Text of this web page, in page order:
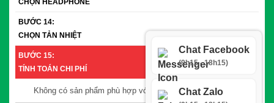
CHỌN HEADPHONE
BƯỚC 14:
CHỌN TẢN NHIỆT
BƯỚC 15:
TÍNH TOÁN CHI PHÍ
Không có sản phẩm phù hợp với yêu cầu tìm kiếm
Chat Facebook
(9h15 - 18h15)
Chat Zalo